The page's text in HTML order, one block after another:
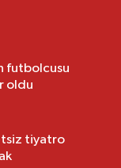
futbolcusu
oldu
tiyatro